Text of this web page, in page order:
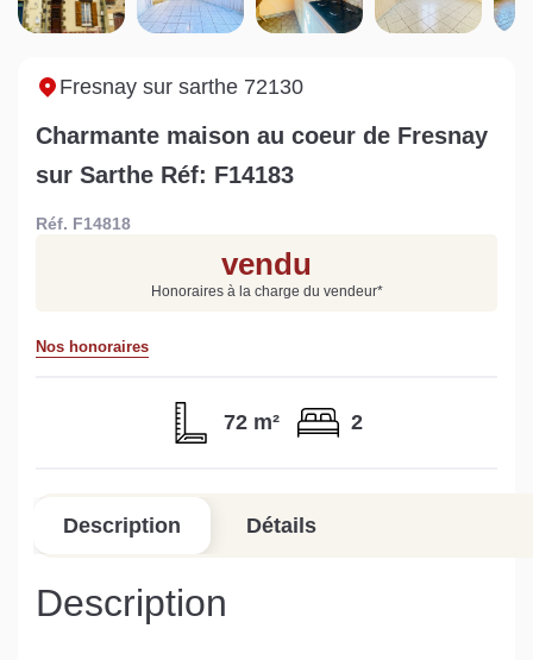
Sarthe pour booster sa
vente
quelles sont les
conséquences ?
Estimez votre bien en ligne.
en quelques clics.
Fresnay sur sarthe 72130
Charmante maison au coeur de Fresnay
sur Sarthe Réf: F14183
Réf. F14818
vendu
Honoraires à la charge du vendeur*
Nos honoraires
72 m² 2
Description Détails
Description